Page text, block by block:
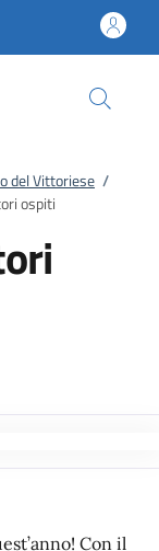
del Vittoriese /
ospiti
Con il